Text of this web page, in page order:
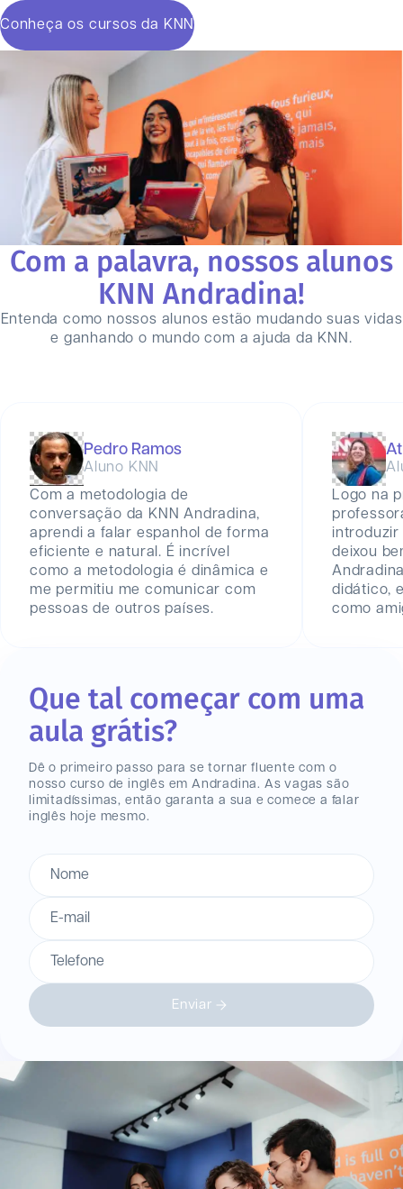
Conheça os cursos da KNN
Com a palavra, nossos alunos
KNN Andradina!
Entenda como nossos alunos estão mudando suas vidas
e ganhando o mundo com a ajuda da KNN.
Pedro Ramos
Aluno KNN
Com a metodologia de
conversação da KNN Andradina,
aprendi a falar espanhol de forma
eficiente e natural. É incrível
como a metodologia é dinâmica e
me permitiu me comunicar com
pessoas de outros países.
Logo na
introduzir
deixou
didático,
como
Que tal começar com uma
aula grátis?
Dê o primeiro passo para se tornar fluente com o
nosso curso de inglês em Andradina. As vagas são
limitadíssimas, então garanta a sua e comece a falar
inglês hoje mesmo.
Nome
E-mail
Telefone
Enviar